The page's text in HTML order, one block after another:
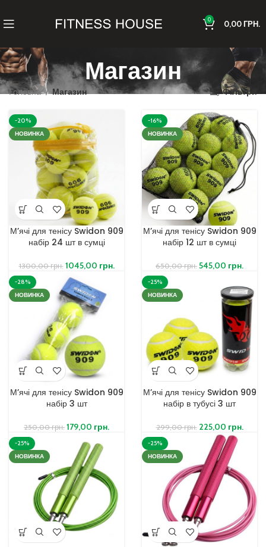
0 0,00ГРН.
Магазин
Головна Магазин Фільтри
-20%
НОВИНКА
М’ячі для тенісу Swidon 909
набір 24 шт в сумці
1300,00грн. 1045,00 грн.
-16%
НОВИНКА
М’ячі для тенісу Swidon 909
набір 12 шт в сумці
650,00грн. 545,00 грн.
-28%
НОВИНКА
М’ячі для тенісу Swidon 909
набір 3 шт
250,00грн. 179,00 грн.
-25%
НОВИНКА
М’ячі для тенісу Swidon 909
набір в тубусі 3 шт
299,00грн. 225,00 грн.
-25%
НОВИНКА
-25%
НОВИНКА